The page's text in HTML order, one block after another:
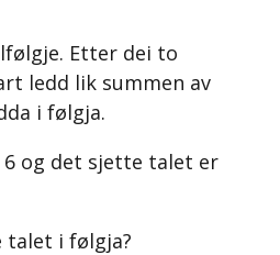
Etter dei to
ledd lik summen av
i følgja.
og det sjette talet er
talet i følgja?